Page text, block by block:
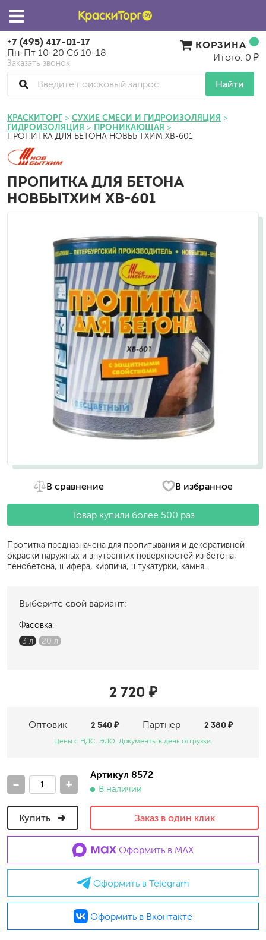
+7 (495) 417-01-17
Пн-Пт 10-20 Сб 10-18
Заказать звонок
Найти
КОРЗИНА
Итого: 0 ₽
КРАСКИТОРГ
СУХИЕ СМЕСИ И ГИДРОИЗОЛЯЦИЯ
ГИДРОИЗОЛЯЦИЯ
ПРОНИКАЮЩАЯ
ПРОПИТКА ДЛЯ БЕТОНА НОВБЫТХИМ ХВ-601
ПРОПИТКА ДЛЯ БЕТОНА
НОВБЫТХИМ ХВ-601
В сравнение В избранное
Товар купили более 500 раз
Пропитка предназначена для пропитывания и декоративной
окраски наружных и внутренних поверхностей из бетона,
пенобетона, шифера, кирпича, штукатурки, камня.
Выберите свой вариант:
Фасовка:
3 л
20 л
2 720 ₽
Оптовик Партнер
2 540 ₽ 2 380 ₽
Цены с НДС. ЭДО. Документы в день отгрузки.
- +
Артикул 8572
В наличии
Купить Заказ в один клик
Оформить в MAX
Оформить в Telegram
Оформить в Вконтакте